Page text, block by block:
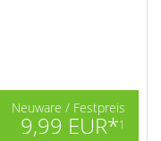
Neuware / Festpreis
9,99 EUR*1